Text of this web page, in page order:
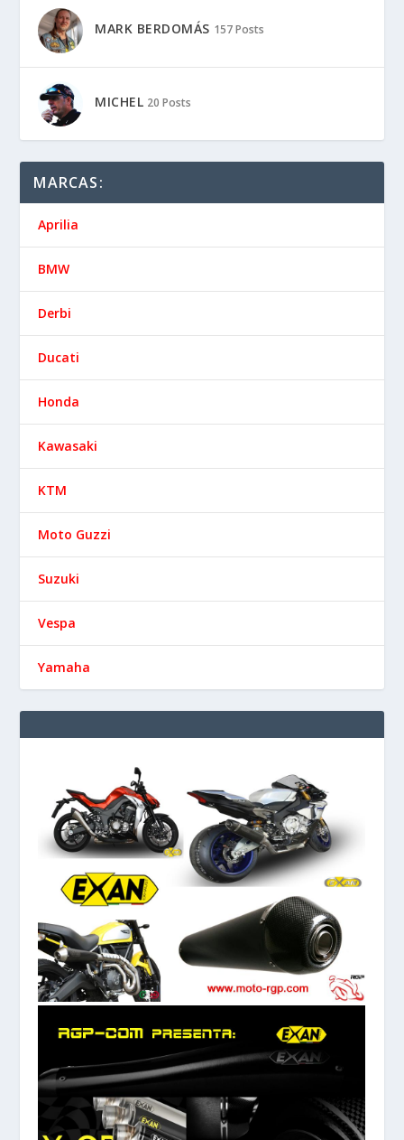
MARK BERDOMÁS 157 Posts
MICHEL 20 Posts
MARCAS:
Aprilia
BMW
Derbi
Ducati
Honda
Kawasaki
KTM
Moto Guzzi
Suzuki
Vespa
Yamaha